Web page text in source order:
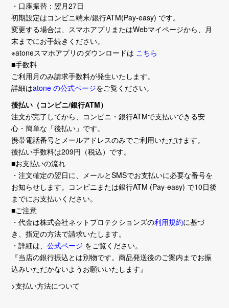
・口座振替：翌月27日
初期設定はコンビニ端末/銀行ATM(Pay-easy) です。
変更する場合は、スマホアプリまたはWebマイページから、月
末までにお手続きください。
※atoneスマホアプリのダウンロードは こちら
■手数料
ご利用月のみ請求手数料が発生いたします。
詳細はatone の公式ページをご覧ください。
後払い（コンビニ/銀行ATM）
注文が完了してから、コンビニ・銀行ATMで支払いできる安
心・簡単な「後払い」です。
携帯電話番号とメールアドレスのみでご利用いただけます。
後払い手数料は209円（税込）です。
■お支払いの流れ
・注文確定の翌日に、メールとSMSでお支払いに必要な番号を
お知らせします。コンビニまたは銀行ATM (Pay-easy) で10日後
までにお支払いください。
■ご注意
・代金は株式会社ネットプロテクションズの利用規約に基づ
き、指定の方法で請求いたします。
・詳細は、公式ページ をご覧ください。
『当店の銀行振込とは別物です。商品発送後のご案内までお振
込みいただかないようお願いいたします』
>支払い方法について